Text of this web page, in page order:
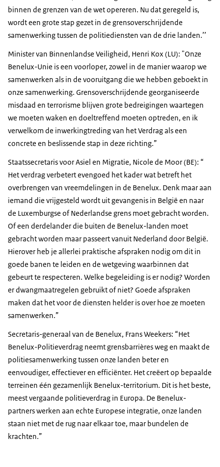
binnen de grenzen van de wet opereren. Nu dat geregeld is,
wordt een grote stap gezet in de grensoverschrijdende
samenwerking tussen de politiediensten van de drie landen.’’
Minister van Binnenlandse Veiligheid, Henri Kox (LU): "Onze
Benelux-Unie is een voorloper, zowel in de manier waarop we
samenwerken als in de vooruitgang die we hebben geboekt in
onze samenwerking. Grensoverschrijdende georganiseerde
misdaad en terrorisme blijven grote bedreigingen waartegen
we moeten waken en doeltreffend moeten optreden, en ik
verwelkom de inwerkingtreding van het Verdrag als een
concrete en beslissende stap in deze richting.”
Staatssecretaris voor Asiel en Migratie, Nicole de Moor (BE): “
Het verdrag verbetert evengoed het kader wat betreft het
overbrengen van vreemdelingen in de Benelux. Denk maar aan
iemand die vrijgesteld wordt uit gevangenis in België en naar
de Luxemburgse of Nederlandse grens moet gebracht worden.
Of een derdelander die buiten de Benelux-landen moet
gebracht worden maar passeert vanuit Nederland door België.
Hierover heb je allerlei praktische afspraken nodig om dit in
goede banen te leiden en de wetgeving waarbinnen dat
gebeurt te respecteren. Welke begeleiding is er nodig? Worden
er dwangmaatregelen gebruikt of niet? Goede afspraken
maken dat het voor de diensten helder is over hoe ze moeten
samenwerken.”
Secretaris-generaal van de Benelux, Frans Weekers: “Het
Benelux-Politieverdrag neemt grensbarrières weg en maakt de
politiesamenwerking tussen onze landen beter en
eenvoudiger, effectiever en efficiënter. Het creëert op bepaalde
terreinen één gezamenlijk Benelux-territorium. Dit is het beste,
meest vergaande politieverdrag in Europa. De Benelux-
partners werken aan echte Europese integratie, onze landen
staan niet met de rug naar elkaar toe, maar bundelen de
krachten.”